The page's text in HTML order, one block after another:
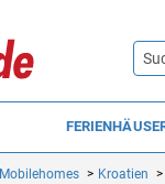
Mobilehomes Kroatien